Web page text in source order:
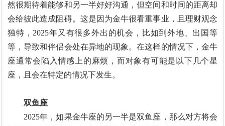
然很期待着能够和另一半好好沟通，但空间和时间的距离却
会给彼此造成阻碍。这是因为金牛很看重事业，且理财观念
独特，2025年又有很多外出的机会，比如到外地、出国等
等，导致和伴侣会处在异地的现象。在这样的情况下，金牛
座通常会陷入情感上的麻烦，而对象有可能是以下几个星
座，且会在特定的情况下发生。
双鱼座
2025年，如果金牛座的另一半是双鱼座，那么对方将会